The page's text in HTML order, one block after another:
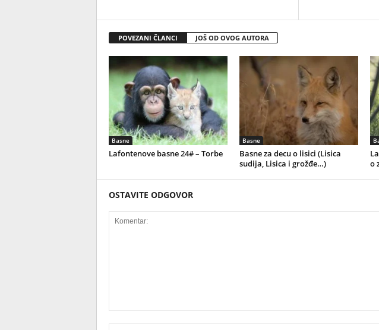
POVEZANI ČLANCI JOŠ OD OVOG AUTORA
Basne
Lafontenove basne 24# – Torbe
Basne
Basne za decu o lisici (Lisica
sudija, Lisica i grožđe…)
o
OSTAVITE ODGOVOR